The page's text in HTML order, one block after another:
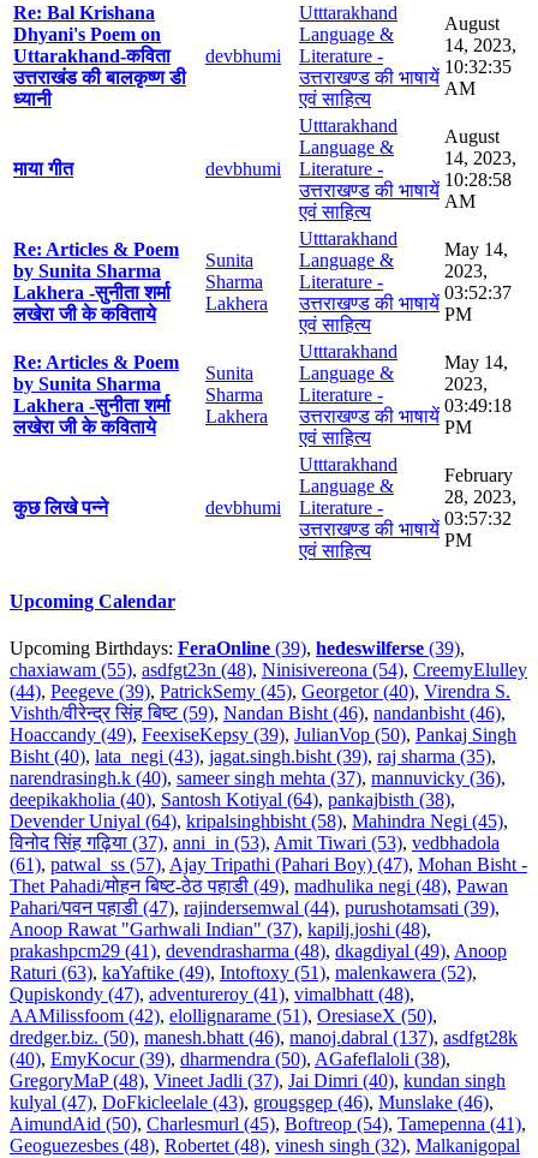
Re: Bal Krishana
Dhyani's Poem on
Uttarakhand-कविता
उत्तराखंड की बालकृष्ण डी
ध्यानी
devbhumi
Utttarakhand
Language &
Literature -
उत्तराखण्ड की भाषायें
एवं साहित्य
August
14, 2023,
10:32:35
AM
माया गीत devbhumi
Utttarakhand
Language &
Literature -
उत्तराखण्ड की भाषायें
एवं साहित्य
August
14, 2023,
10:28:58
AM
Re: Articles & Poem
by Sunita Sharma
Lakhera -सुनीता शर्मा
लखेरा जी के कविताये
Sunita
Sharma
Lakhera
Utttarakhand
Language &
Literature -
उत्तराखण्ड की भाषायें
एवं साहित्य
May 14,
2023,
03:52:37
PM
Re: Articles & Poem
by Sunita Sharma
Lakhera -सुनीता शर्मा
लखेरा जी के कविताये
Sunita
Sharma
Lakhera
Utttarakhand
Language &
Literature -
उत्तराखण्ड की भाषायें
एवं साहित्य
May 14,
2023,
03:49:18
PM
कुछ लिखे पन्ने devbhumi
Utttarakhand
Language &
Literature -
उत्तराखण्ड की भाषायें
एवं साहित्य
February
28, 2023,
03:57:32
PM
Upcoming Calendar
Upcoming Birthdays: FeraOnline (39), hedeswilferse (39),
chaxiawam (55), asdfgt23n (48), Ninisivereona (54), CreemyElulley
(44), Peegeve (39), PatrickSemy (45), Georgetor (40), Virendra S.
Vishth/वीरेन्द्र सिंह बिष्ट (59), Nandan Bisht (46), nandanbisht (46),
Hoaccandy (49), FeexiseKepsy (39), JulianVop (50), Pankaj Singh
Bisht (40), lata_negi (43), jagat.singh.bisht (39), raj sharma (35),
narendrasingh.k (40), sameer singh mehta (37), mannuvicky (36),
deepikakholia (40), Santosh Kotiyal (64), pankajbisth (38),
Devender Uniyal (64), kripalsinghbisht (58), Mahindra Negi (45),
विनोद सिंह गढ़िया (37), anni_in (53), Amit Tiwari (53), vedbhadola
(61), patwal_ss (57), Ajay Tripathi (Pahari Boy) (47), Mohan Bisht -
Thet Pahadi/मोहन बिष्ट-ठेठ पहाडी (49), madhulika negi (48), Pawan
Pahari/पवन पहाडी (47), rajindersemwal (44), purushotamsati (39),
Anoop Rawat "Garhwali Indian" (37), kapilj.joshi (48),
prakashpcm29 (41), devendrasharma (48), dkagdiyal (49), Anoop
Raturi (63), kaYaftike (49), Intoftoxy (51), malenkawera (52),
Qupiskondy (47), adventureroy (41), vimalbhatt (48),
AAMilissfoom (42), elollignarame (51), OresiaseX (50),
dredger.biz. (50), manesh.bhatt (46), manoj.dabral (137), asdfgt28k
(40), EmyKocur (39), dharmendra (50), AGafeflaloli (38),
GregoryMaP (48), Vineet Jadli (37), Jai Dimri (40), kundan singh
kulyal (47), DoFkicleelale (43), grougsgep (46), Munslake (46),
AimundAid (50), Charlesmurl (45), Boftreop (54), Tamepenna (41),
Geoguezesbes (48), Robertet (48), vinesh singh (32), Malkanigopal